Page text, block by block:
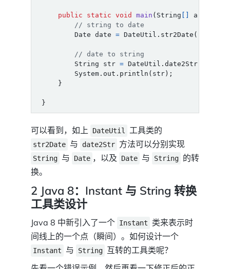
public static void main ( String args
// string to date
Date date = DateUtil . str2Date (
// date to string
String
str = DateUtil . date2Str
System . out . println ( str );
}
}
可以看到，如上 DateUtil 工具类的
str2Date 与 date2Str 方法可以分别实现
String 与 Date ，以及 Date 与 String 的转
换。
2 Java 8：Instant 与 String 转换
工具类设计
Java 8 中新引入了一个 Instant
类来表示时
间线上的一个点（瞬间）。如何设计一个
Instant 与 String 互转的工具类呢？